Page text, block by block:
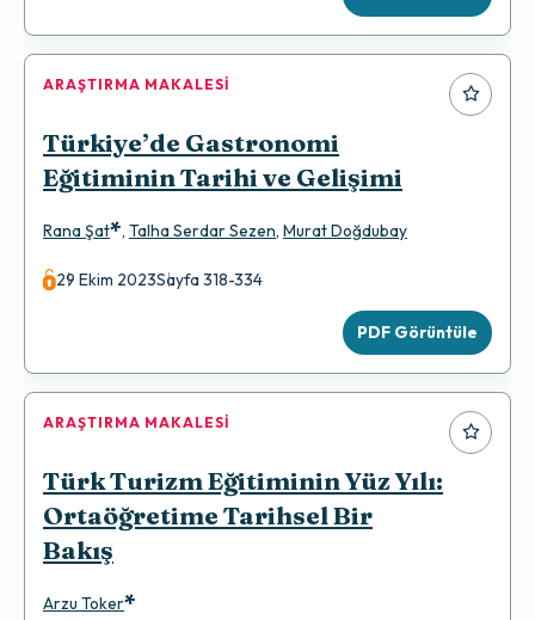
ARAŞTIRMA MAKALESI
Türkiye’de Gastronomi
Eğitiminin Tarihi ve Gelişimi
Rana Şat*, Talha Serdar Sezen, Murat Doğdubay
29 Ekim 2023Sayfa 318-334
PDF Görüntüle
ARAŞTIRMA MAKALESI
Türk Turizm Eğitiminin Yüz Yılı:
Ortaöğretime Tarihsel Bir
Bakış
Arzu Toker*